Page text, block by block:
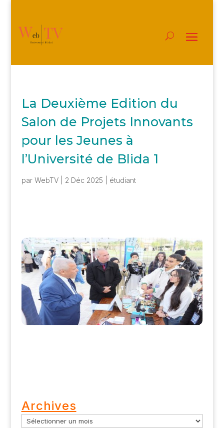
La Deuxième Edition du
Salon de Projets Innovants
pour les Jeunes à
l’Université de Blida 1
par WebTV| 2 Déc 2025 étudiant
Archives